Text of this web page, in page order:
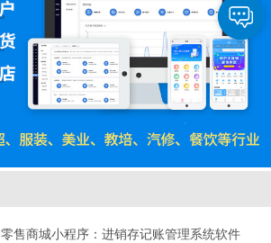
零售商城小程序：进销存记账管理系统软件